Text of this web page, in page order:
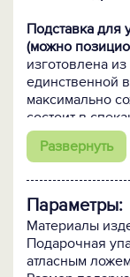
Подставка для
(можно
изготовлена
единственной
максимально
состоит в
единое целое.
когда
периметру
составов!), что
природный
ту
Развернуть
Параметры:
Материалы
Подарочная
атласным